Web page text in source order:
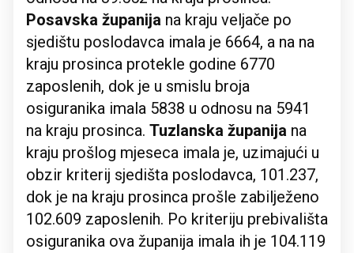
Posavska županija na kraju veljače po
sjedištu poslodavca imala je 6664, a na na
kraju prosinca protekle godine 6770
zaposlenih, dok je u smislu broja
osiguranika imala 5838 u odnosu na 5941
na kraju prosinca. Tuzlanska županija na
kraju prošlog mjeseca imala je, uzimajući u
obzir kriterij sjedišta poslodavca, 101.237,
dok je na kraju prosinca prošle zabilježeno
102.609 zaposlenih. Po kriteriju prebivališta
osiguranika ova županija imala ih je 104.119